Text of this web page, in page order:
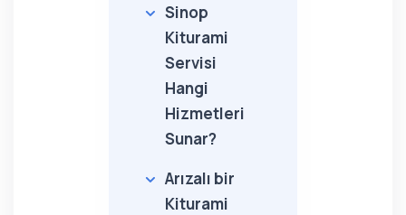
Sinop
Kiturami
Servisi
Hangi
Hizmetleri
Sunar?
Arızalı bir
Kiturami